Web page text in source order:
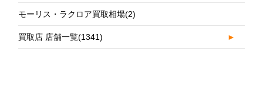
モーリス・ラクロア買取相場(2)
買取店 店舗一覧(1341) ►